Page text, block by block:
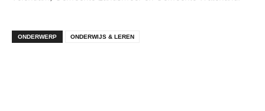
ONDERWERP ONDERWIJS & LEREN